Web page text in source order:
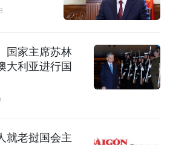
国家主席苏林
大利亚进行国
就老挝国会主